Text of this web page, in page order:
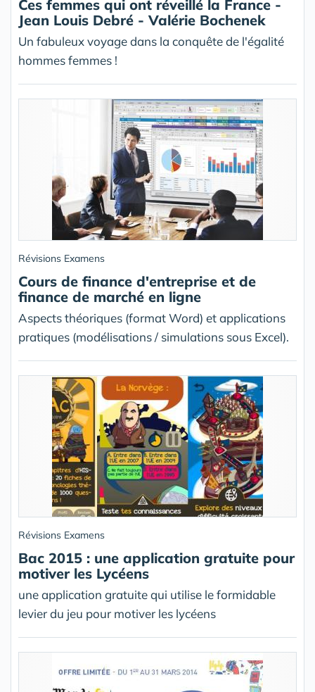
Ces femmes qui ont réveillé la France -
Jean Louis Debré - Valérie Bochenek
Un fabuleux voyage dans la conquête de l'égalité
hommes femmes !
Révisions Examens
Cours de finance d'entreprise et de
finance de marché en ligne
Aspects théoriques (format Word) et applications
pratiques (modélisations / simulations sous Excel).
Révisions Examens
Bac 2015 : une application gratuite pour
motiver les Lycéens
une application gratuite qui utilise le formidable
levier du jeu pour motiver les lycéens